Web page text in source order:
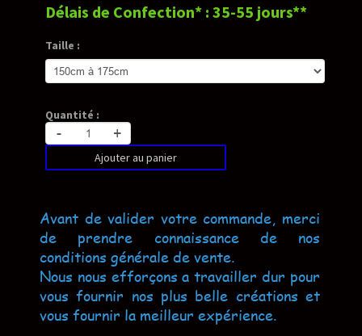
Délais de Confection* : 35-55 jours**
Taille :
Quantité :
- +
Ajouter au panier
Avant de valider votre commande, merci
de prendre connaissance de nos
conditions générale de vente.
Nous nous efforçons a travailler dur pour
vous fournir nos plus belle créations et
vous fournir la meilleur expérience.